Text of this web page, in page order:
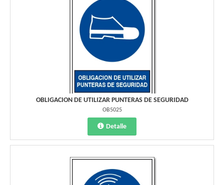
OBLIGACION DE UTILIZAR PUNTERAS DE SEGURIDAD
OB5025
Detalle